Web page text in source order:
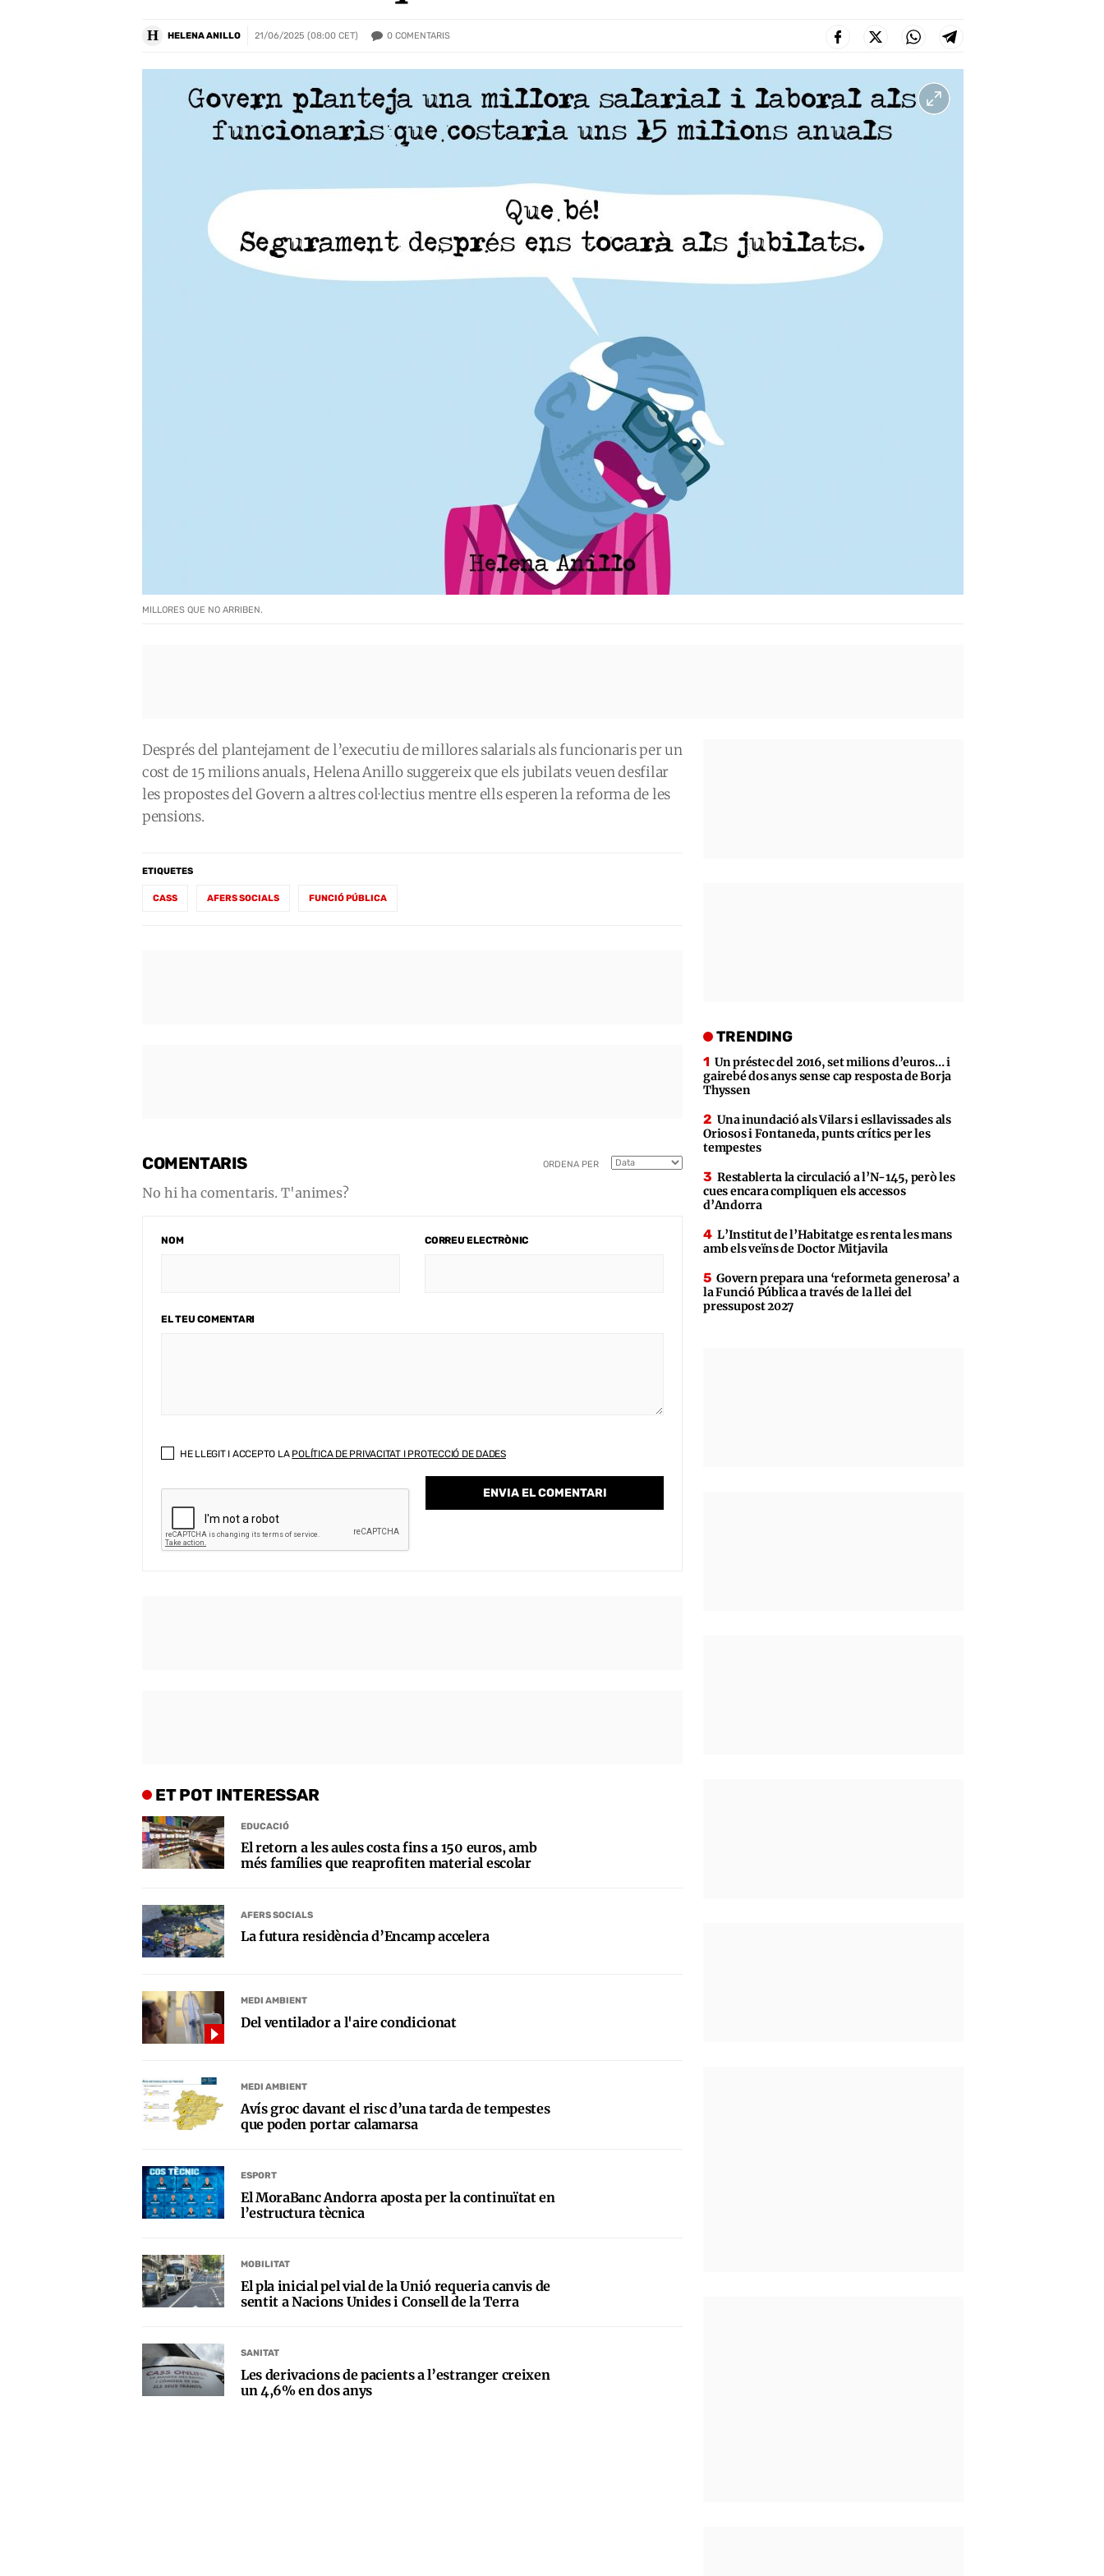
H HELENA ANILLO 21/06/2025 (08:00 CET) 0 COMENTARIS
MILLORES QUE NO ARRIBEN.
Després del plantejament de l’executiu de millores salarials als funcionaris per un
cost de 15 milions anuals, Helena Anillo suggereix que els jubilats veuen desfilar
les propostes del Govern a altres col·lectius mentre ells esperen la reforma de les
pensions.
ETIQUETES
CASS AFERS SOCIALS FUNCIÓ PÚBLICA
COMENTARIS ORDENA PER
No hi ha comentaris. T'animes?
NOM CORREU ELECTRÒNIC
EL TEU COMENTARI
HE LLEGIT I ACCEPTO LA POLÍTICA DE PRIVACITAT I PROTECCIÓ DE DADES
ET POT INTERESSAR
EDUCACIÓ
El retorn a les aules costa fins a 150 euros, amb
més famílies que reaprofiten material escolar
AFERS SOCIALS
La futura residència d’Encamp accelera
MEDI AMBIENT
Del ventilador a l'aire condicionat
MEDI AMBIENT
Avís groc davant el risc d’una tarda de tempestes
que poden portar calamarsa
ESPORT
El MoraBanc Andorra aposta per la continuïtat en
l’estructura tècnica
MOBILITAT
El pla inicial pel vial de la Unió requeria canvis de
sentit a Nacions Unides i Consell de la Terra
SANITAT
Les derivacions de pacients a l’estranger creixen
un 4,6% en dos anys
TRENDING
Un préstec del 2016, set milions d’euros… i
gairebé dos anys sense cap resposta de Borja
Thyssen
Una inundació als Vilars i esllavissades als
Oriosos i Fontaneda, punts crítics per les
tempestes
Restablerta la circulació a l’N-145, però les
cues encara compliquen els accessos
d’Andorra
L’Institut de l’Habitatge es renta les mans
amb els veïns de Doctor Mitjavila
Govern prepara una ‘reformeta generosa’ a
la Funció Pública a través de la llei del
pressupost 2027